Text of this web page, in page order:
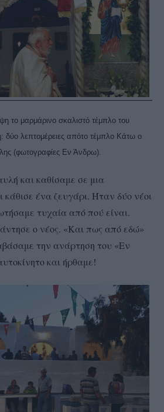
το μαρμάρινο σκαλιστό τέμπλο του
δύο λεπτομέρειες απότο τέμπλο Κάτω ο
(φωτογραφίες Εν Άνδρω).
και καθίσαμε σε μια
κάθισε ένα ζευγάρι. Ήταν δύο νέοι
τυχαία από πού είναι.
ο νέος. «Και πως από εδώ»
την ανάρτηση του «Εν
και ήρθαμε!